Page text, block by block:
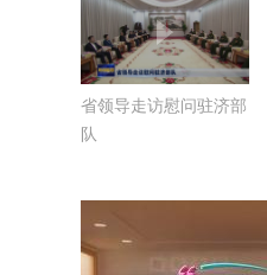
省领导走访慰问驻济部
队